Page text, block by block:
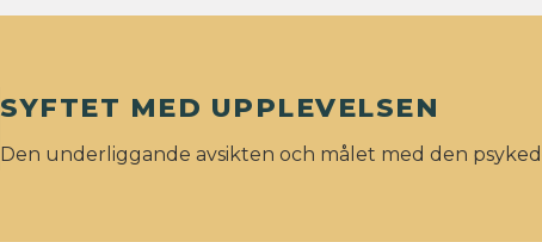
SYFTET MED UPPLEVELSEN
Den underliggande avsikten och målet med den